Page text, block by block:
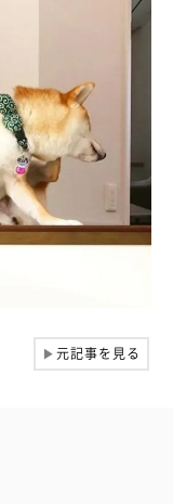
▶元記事を見る